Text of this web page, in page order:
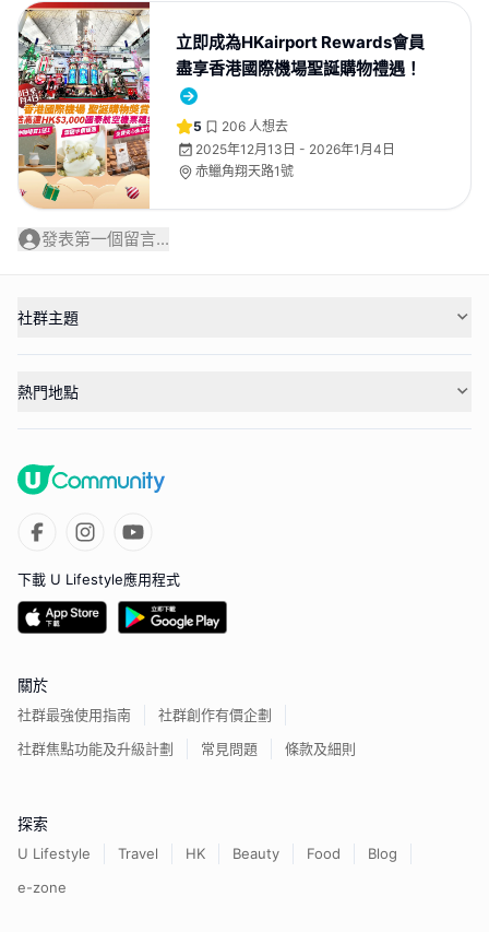
立即成為HKairport Rewards會員
盡享香港國際機場聖誕購物禮遇！
5 206 人想去
2025年12月13日 - 2026年1月4日
赤鱲角翔天路1號
發表第一個留言...
社群主題
熱門地點
下載 U Lifestyle應用程式
關於
社群最強使用指南
社群創作有價企劃
社群焦點功能及升級計劃
常見問題 條款及細則
探索
U Lifestyle Travel HK Beauty Food
Blog
e-zone